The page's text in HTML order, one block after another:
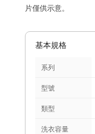
片僅供示意。
基本規格
系列
型號
類型
洗衣容量